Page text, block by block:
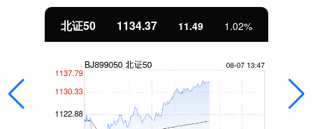
北证50 1134.37 11.49 1.02%